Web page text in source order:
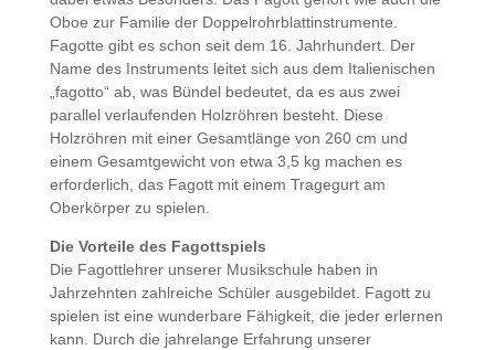
Oboe zur Familie der Doppelrohrblattinstrumente.
Fagotte gibt es schon seit dem 16. Jahrhundert. Der
Name des Instruments leitet sich aus dem Italienischen
„fagotto“ ab, was Bündel bedeutet, da es aus zwei
parallel verlaufenden Holzröhren besteht. Diese
Holzröhren mit einer Gesamtlänge von 260 cm und
einem Gesamtgewicht von etwa 3,5 kg machen es
erforderlich, das Fagott mit einem Tragegurt am
Oberkörper zu spielen.
Die Vorteile des Fagottspiels
Die Fagottlehrer unserer Musikschule haben in
Jahrzehnten zahlreiche Schüler ausgebildet. Fagott zu
spielen ist eine wunderbare Fähigkeit, die jeder erlernen
kann. Durch die jahrelange Erfahrung unserer